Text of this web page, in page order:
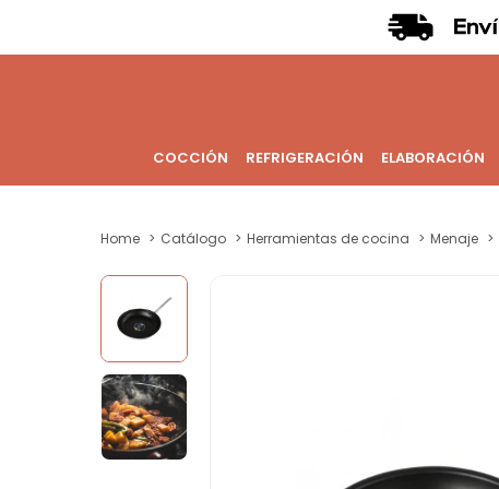
COCCIÓN REFRIGERACIÓN ELABORACIÓN
Home Catálogo Herramientas de cocina Menaje